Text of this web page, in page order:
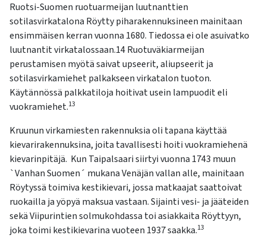
Ruotsi-Suomen ruotuarmeijan luutnanttien
sotilasvirkatalona Röytty piharakennuksineen mainitaan
ensimmäisen kerran vuonna 1680. Tiedossa ei ole asuivatko
luutnantit virkatalossaan.14 Ruotuväkiarmeijan
perustamisen myötä saivat upseerit, aliupseerit ja
sotilasvirkamiehet palkakseen virkatalon tuoton.
Käytännössä palkkatiloja hoitivat usein lampuodit eli
vuokramiehet.13
Kruunun virkamiesten rakennuksia oli tapana käyttää
kievarirakennuksina, joita tavallisesti hoiti vuokramiehenä
kievarinpitäjä. Kun Taipalsaari siirtyi vuonna 1743 muun
`Vanhan Suomen´ mukana Venäjän vallan alle, mainitaan
Röytyssä toimiva kestikievari, jossa matkaajat saattoivat
ruokailla ja yöpyä maksua vastaan. Sijainti vesi- ja jääteiden
sekä Viipurintien solmukohdassa toi asiakkaita Röyttyyn,
joka toimi kestikievarina vuoteen 1937 saakka.13